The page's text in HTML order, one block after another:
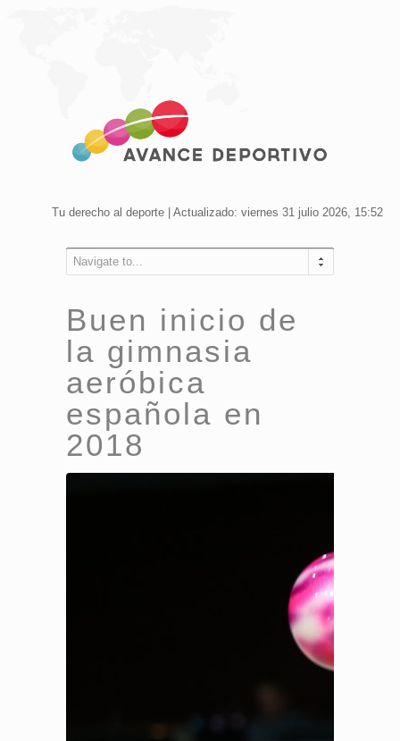
Tu derecho al deporte | Actualizado: viernes 31 julio 2026, 15:52
Navigate to...
Buen inicio de
la gimnasia
aeróbica
española en
2018